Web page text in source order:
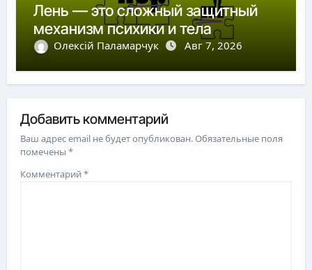
Лень — это сложный защитный
механизм психики и тела
Олексій Паламарчук Авг 7, 2026
Добавить комментарий
Ваш адрес email не будет опубликован.Обязательные поля
помечены*
Комментарий*